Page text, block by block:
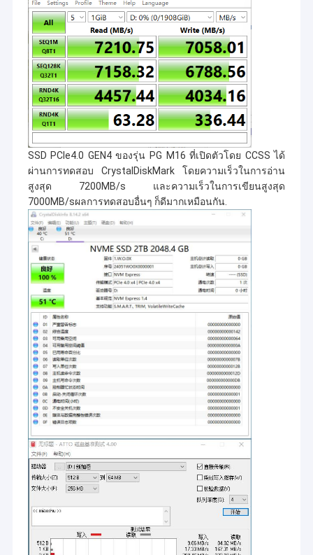
เกี่ยวกับเรา
ทัวร์โรงงาน
ควบคุมคุณภาพ
ติดต่อเรา
ข่าว
ทุกกรณี
บล็อก
ขอใบเสนอราคา
eMMC5.1
อุตสาหกรรมเกรด EMMC51
รถยนต์เกรด eMMC51
การ์ดหน่วยความจำ TF
การ์ด TF เกรดอุตสาหกรรม
SSD PCIe4.0 GEN4 ของรุ่น PG M16 ที่เปิดตัวโดย CCSS ได้
ผ่านการทดสอบ CrystalDiskMark โดยความเร็วในการอ่าน
สูงสุด 7200MB/s และความเร็วในการเขียนสูงสุด
7000MB/sผลการทดสอบอื่นๆ ก็ดีมากเหมือนกัน.
และพัฒนา การผลิต และการขายชิปจัดเก็บข้อมูล โดยมุ่งมั่นที่จะนำ
เสนอโซลูชันการจัดเก็บข้อมูลที่ล้ำสมัยสำหรับลูกค้าทั่วโลก
เรามีมากกว่า พนักงาน 300 คนโดยมีบุคลากรมืออาชีพและด้าน
เทคนิคมากถึง 70% ทีมงานคุณภาพสูงนี้เป็นแรงผลักดันเบื้องหลัง
นวัตกรรมที่ต่อเนื่องของเรา เรามีศูนย์ทดสอบการวิจัยและพัฒนาที่ทัน
สมัยของ30,000 ตารางเมตรซึ่งมีอุปกรณ์ที่ทันสมัยและให้การรับ
ประกันที่มั่นคงสำหรับการสำรวจและการพัฒนาเทคโนโลยีการจัด
เก็บข้อมูล ในแง่ของการจัดการคุณภาพ เราปฏิบัติตามมาตรฐาน
สากลอย่างเคร่งครัดและผ่านการรับรองแบบคู่ของISO9001 และ
. สิ่งนี้ไม่เพียงแสดงให้เห็นถึงข้อกำหนดที่เข้มงวดของเรา
ในด้านคุณภาพผลิตภัณฑ์เท่านั้น แต่ยังพิสูจน์ความสามารถในการให้
บริการของเราในด้านมาตรฐานสูง เช่น อุปกรณ์อิเล็กทรอนิกส์ในยาน
ยนต์ เราเป็นหนึ่งในสามบริษัทเซมิคอนดักเตอร์ในเซินเจิ้นที่ได้รับการ
รับรองจากกระทรวงอุตสาหกรรมและเทคโนโลยีสารสนเทศในปี
2566 นอกจากนี้ยังเป็นองค์กรภายในประเทศเพียงแห่งเดียวในจีนที่ได้
รับการลงทุนเชิงกลยุทธ์จากหนึ่งในสี่ผู้ผลิตเวเฟอร์รายใหญ่ที่สุดของ
โลก (บริษัทในเครือ KIOXIA Singapore)
ด้วยอุปกรณ์การผลิตและการทดสอบที่ทันสมัย ​​China Chips Star จึงมี
กำลังการผลิตมากกว่า 100,000 ครั้งต่อวัน ซึ่งเพียงพอต่อความ
ต้องการของตลาดที่กำลังเติบโต ปัจจุบันสายผลิตภัณฑ์ของเรา
ครอบคลุม
eMMC, การ์ด TF, SSD เกรดอุตสาหกรรมเช่นเดียวกับ
เกรดอุตสาหกรรมและองค์กรซึ่งใช้กันอย่างแพร่หลายในหลายสาขา
เช่น เครื่องใช้ไฟฟ้า การควบคุมทางอุตสาหกรรม อิเล็กทรอนิกส์ใน
ยานยนต์ และการจัดเก็บข้อมูลระดับองค์กร ในอนาคต เราจะยังคงยึด
มั่นในแนวคิดการพัฒนาที่ขับเคลื่อนด้วยนวัตกรรม ฝึกฝนด้านชิปการ
จัดเก็บข้อมูลอย่างลึกซึ้ง และมุ่งมั่นที่จะเป็นผู้ให้บริการโซลูชันการจัด
เก็บข้อมูลชั้นนำระดับโลก ซึ่งมีส่วนสนับสนุนความเจริญรุ่งเรืองของ
โลกดิจิทัลมากขึ้น